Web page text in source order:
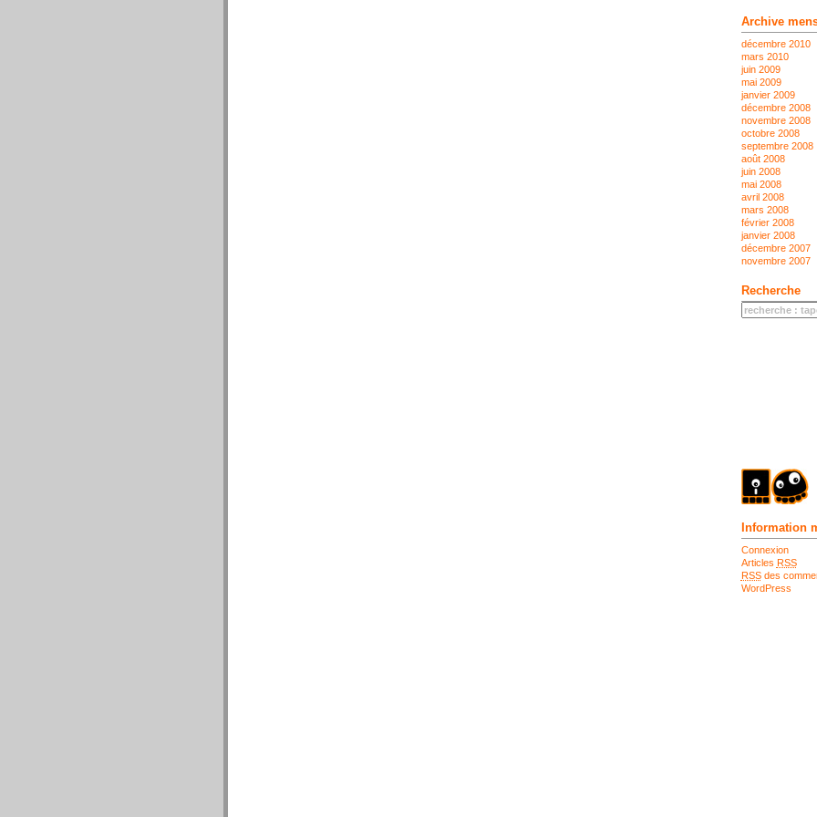
Archive
décembre 2010
mars 2010
juin 2009
mai 2009
janvier 2009
décembre 2008
novembre 2008
octobre 2008
septembre 2008
août 2008
juin 2008
mai 2008
avril 2008
mars 2008
février 2008
janvier 2008
décembre 2007
novembre 2007
Recherche
Information
Connexion
Articles RSS
RSSdes
WordPress